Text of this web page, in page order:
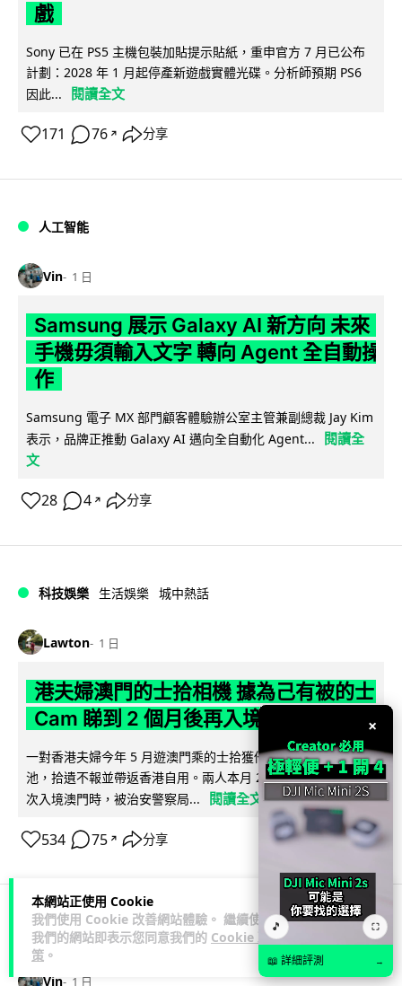
本網站正使用 Cookie
我們使用 Cookie 改善網站體驗。 繼續使用
我們的網站即表示您同意我們的 Cookie 政
策 。
戲
Sony 已在 PS5 主機包裝加貼提示貼紙，重申官方 7 月已公布
計劃：2028 年 1 月起停產新遊戲實體光碟。分析師預期 PS6
因此...
閱讀全文
171 76 ↗ 分享
人工智能
Vin 1 日
Samsung 展示 Galaxy AI 新方向 未來
手機毋須輸入文字 轉向 Agent 全自動操
作
Samsung 電子 MX 部門顧客體驗辦公室主管兼副總裁 Jay Kim
表示，品牌正推動 Galaxy AI 邁向全自動化 Agent...
閱讀全
文
28 4 ↗ 分享
科技娛樂 生活娛樂 城中熱話
Lawton 1 日
港夫婦澳門的士拾相機 據為己有被的士
Cam 睇到 2 個月後再入境被捕
一對香港夫婦今年 5 月遊澳門乘的士拾獲他人遺留相機及電
池，拾遺不報並帶返香港自用。兩人本月 2 日經港珠澳大橋再
次入境澳門時，被治安警察局...
閱讀全文
534 75 ↗ 分享
3C科技 家居無線
Vin 1 日
×
🎵 ⛶
📖 詳細評測 →